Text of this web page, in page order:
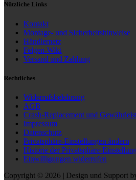
Nützliche Links
Kontakt
Montage- und Sicherheitshinweise
Händlernetz
Felgen-Wiki
Versand und Zahlung
Rechtliches
Widerrufsbelehrung
AGB
Crash-Replacement und
Impressum
Datenschutz
Privatsphäre-Einstellungen ändern
Historie der Privatsphäre-
Einwilligungen widerrufen
Copyright © 2026 | Design und Support